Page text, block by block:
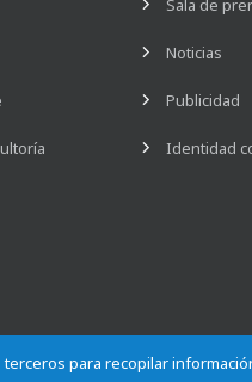
para recopilar
Sala de
Noticias
Publicidad
Identidad